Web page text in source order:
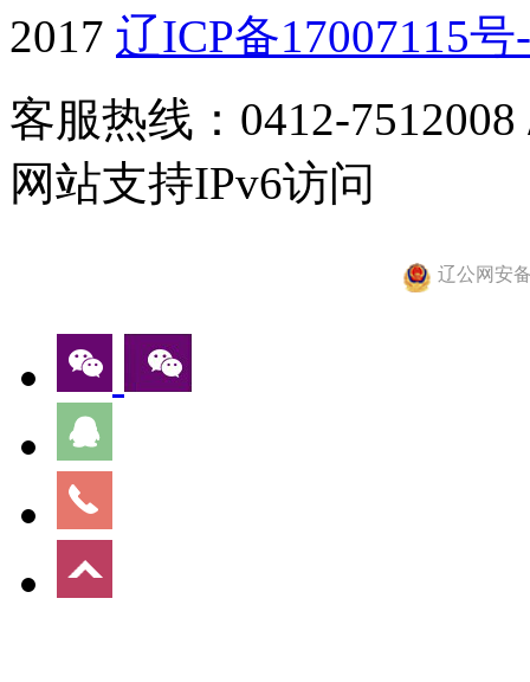
2017 辽ICP备17007115号
客服热线：0412-
网站支持IPv6访问
辽公网安